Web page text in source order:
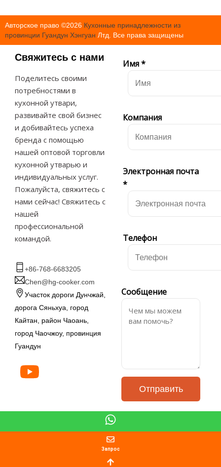
Авторское право ©2026 Кухонные принадлежности из
провинции Гуандун Хэнгуан Лтд. Все права защищены
Свяжитесь с нами
Поделитесь своими
потребностями в
кухонной утвари,
развивайте свой бизнес
и добивайтесь успеха
бренда с помощью
нашей оптовой торговли
кухонной утварью и
индивидуальных услуг.
Пожалуйста, свяжитесь с
нами сейчас! Свяжитесь с
нашей
профессиональной
командой.
+86-768-6683205
Chen@hg-cooker.com
Участок дороги Дунчжай,
дорога Сяньхуа, город
Кайтан, район Чаоань,
город Чаочжоу, провинция
Гуандун
Имя*
Компания
Электронная почта
*
Телефон
Сообщение
Отправить
Запрос